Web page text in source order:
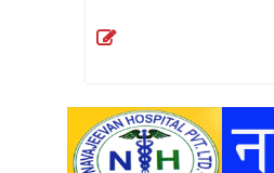
अन्तराष्ट्रिय
अन्तर्वार्ता